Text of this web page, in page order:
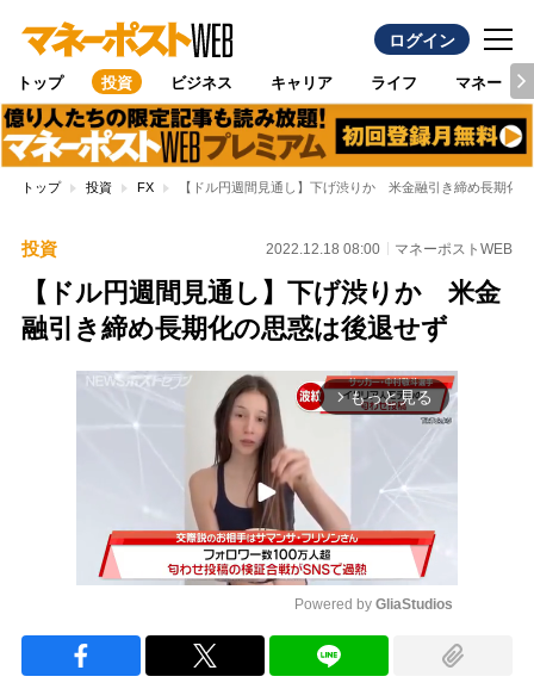
ログイン
トップ 投資 ビジネス キャリア ライフ マネー
トップ 投資 FX 【ドル円週間見通し】下げ渋りか 米金融引き締め長期化
投資 2022.12.18 08:00 マネーポストWEB
【ドル円週間見通し】下げ渋りか 米金
融引き締め長期化の思惑は後退せず
arrow_forward_ios もっと見る
Powered by GliaStudios